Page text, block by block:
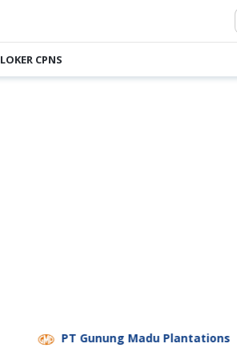
LOKER CPNS
PT Gunung Madu Plantations